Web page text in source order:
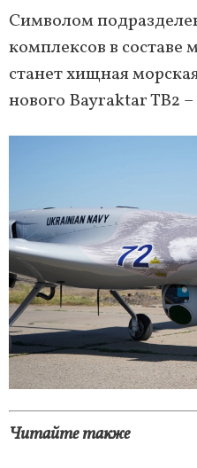
Символом
комплексов в
станет хищная
нового Bayraktar TB2
Читайте также